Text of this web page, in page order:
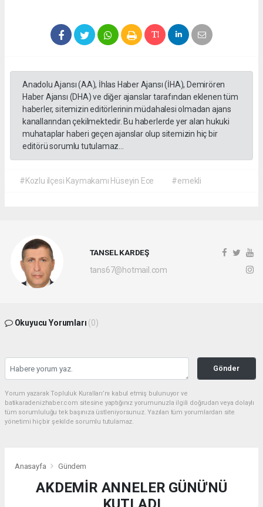
Anadolu Ajansı (AA), İhlas Haber Ajansı (İHA), Demirören
Haber Ajansı (DHA) ve diğer ajanslar tarafından eklenen tüm
haberler, sitemizin editörlerinin müdahalesi olmadan ajans
kanallarından çekilmektedir. Bu haberlerde yer alan hukuki
muhataplar haberi geçen ajanslar olup sitemizin hiç bir
editörü sorumlu tutulamaz...
#Kozlu ilçesi Kaymakamı Hüseyin Ece #emekli
TANSEL KARDEŞ
tans67@hotmail.com
Okuyucu Yorumları (0)
Gönder
Yorum yazarak Topluluk Kuralları’nı kabul etmiş bulunuyor ve
batikaradenizhaber.com sitesine yaptığınız yorumunuzla ilgili doğrudan veya dolaylı
tüm sorumluluğu tek başınıza üstleniyorsunuz. Yazılan tüm yorumlardan site
yönetimi hiçbir şekilde sorumlu tutulamaz.
Anasayfa Gündem
AKDEMİR ANNELER GÜNÜ'NÜ